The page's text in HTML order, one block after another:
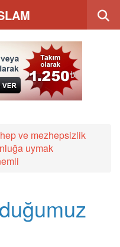
ve mezhepsizlik
uymak